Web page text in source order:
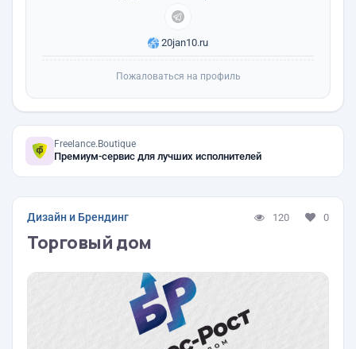
20jan10.ru
Пожаловаться на профиль
Freelance.Boutique
Премиум-сервис для лучших исполнителей
Дизайн и Брендинг 120 0
Торговый дом